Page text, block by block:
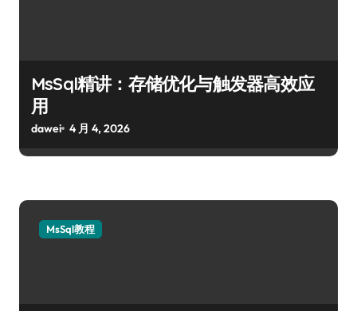
MsSql精讲：存储优化与触发器高效应
用
dawei 4 月 4, 2026
MsSql教程